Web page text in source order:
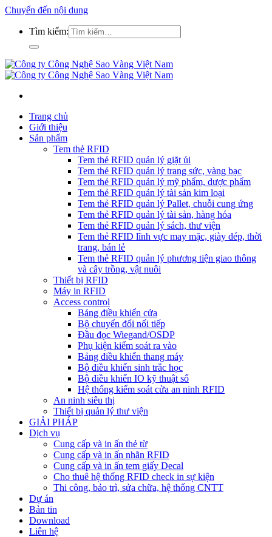
Chuyển đến nội dung
Tìm kiếm:
Trang chủ
Giới thiệu
Sản phẩm
Tem thẻ RFID
Tem thẻ RFID quản lý giặt ủi
Tem thẻ RFID quản lý trang sức, vàng bạc
Tem thẻ RFID quản lý mỹ phẩm, dược phẩm
Tem thẻ RFID quản lý tài sản kim loại
Tem thẻ RFID quản lý Pallet, chuỗi cung ứng
Tem thẻ RFID quản lý tài sản, hàng hóa
Tem thẻ RFID quản lý sách, thư viện
Tem thẻ RFID lĩnh vực may mặc, giày dép, thời
trang, bán lẻ
Tem thẻ RFID quản lý phương tiện giao thông
và cây trồng, vật nuôi
Thiết bị RFID
Máy in RFID
Access control
Bảng điều khiển cửa
Bộ chuyển đổi nối tiếp
Đầu đọc Wiegand/OSDP
Phụ kiện kiểm soát ra vào
Bảng điều khiển thang máy
Bộ điều khiển sinh trắc học
Bộ điều khiển IO kỹ thuật số
Hệ thống kiểm soát cửa an ninh RFID
An ninh siêu thị
Thiết bị quản lý thư viện
GIẢI PHÁP
Dịch vụ
Cung cấp và in ấn thẻ từ
Cung cấp và in ấn nhãn RFID
Cung cấp và in ấn tem giấy Decal
Cho thuê hệ thống RFID check in sự kiện
Thi công, bảo trì, sửa chữa, hệ thống CNTT
Dự án
Bản tin
Download
Liên hệ